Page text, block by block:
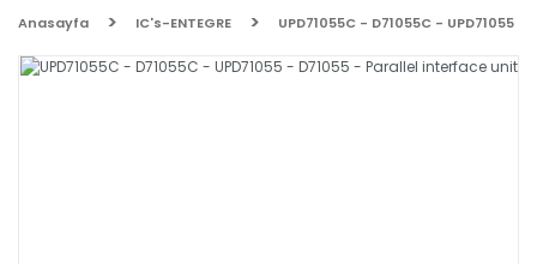
Anasayfa IC's-ENTEGRE UPD71055C - D71055C -